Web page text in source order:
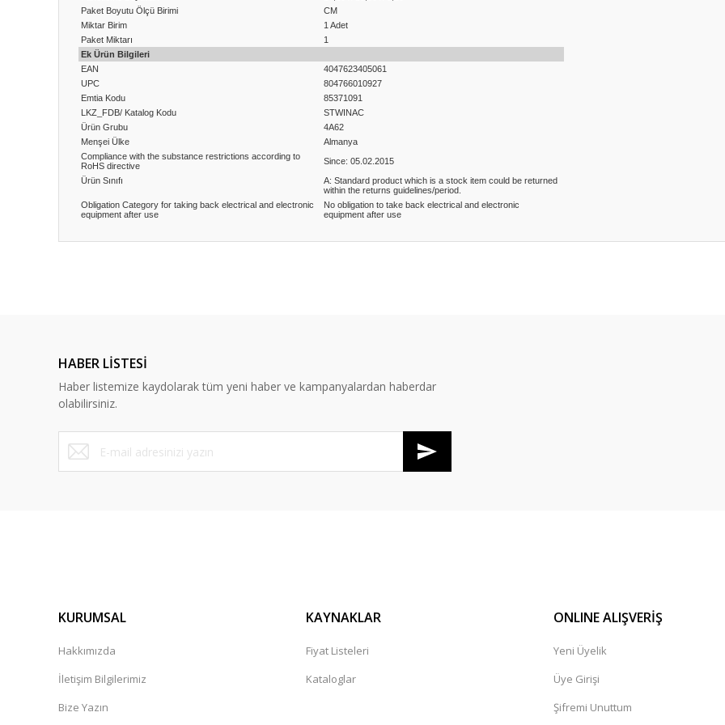
Paket Boyutu Ölçü Birimi
CM
Miktar Birim
1 Adet
Paket Miktarı
1
Ek Ürün Bilgileri
EAN
4047623405061
UPC
804766010927
Emtia Kodu
85371091
LKZ_FDB/ Katalog Kodu
STWINAC
Ürün Grubu
4A62
Menşei Ülke
Almanya
Compliance with the substance restrictions according to
RoHS directive
Since: 05.02.2015
Ürün Sınıfı
A: Standard product which is a stock item could be returned
within the returns guidelines/period.
Obligation Category for taking back electrical and electronic
equipment after use
No obligation to take back electrical and electronic
equipment after use
Ürün bilgilerinde hatalar bulunuyor.
Ürün fiyatı diğer sitelerden daha pahalı.
HABER LİSTESİ
Haber listemize kaydolarak tüm yeni haber ve kampanyalardan haberdar
olabilirsiniz.
KURUMSAL
Hakkımızda
İletişim Bilgilerimiz
Bize Yazın
KAYNAKLAR
Fiyat Listeleri
Kataloglar
ONLINE ALIŞVERİŞ
Yeni Üyelik
Üye Girişi
Şifremi Unuttum